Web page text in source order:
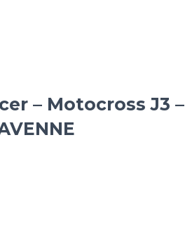
– Motocross J3 –